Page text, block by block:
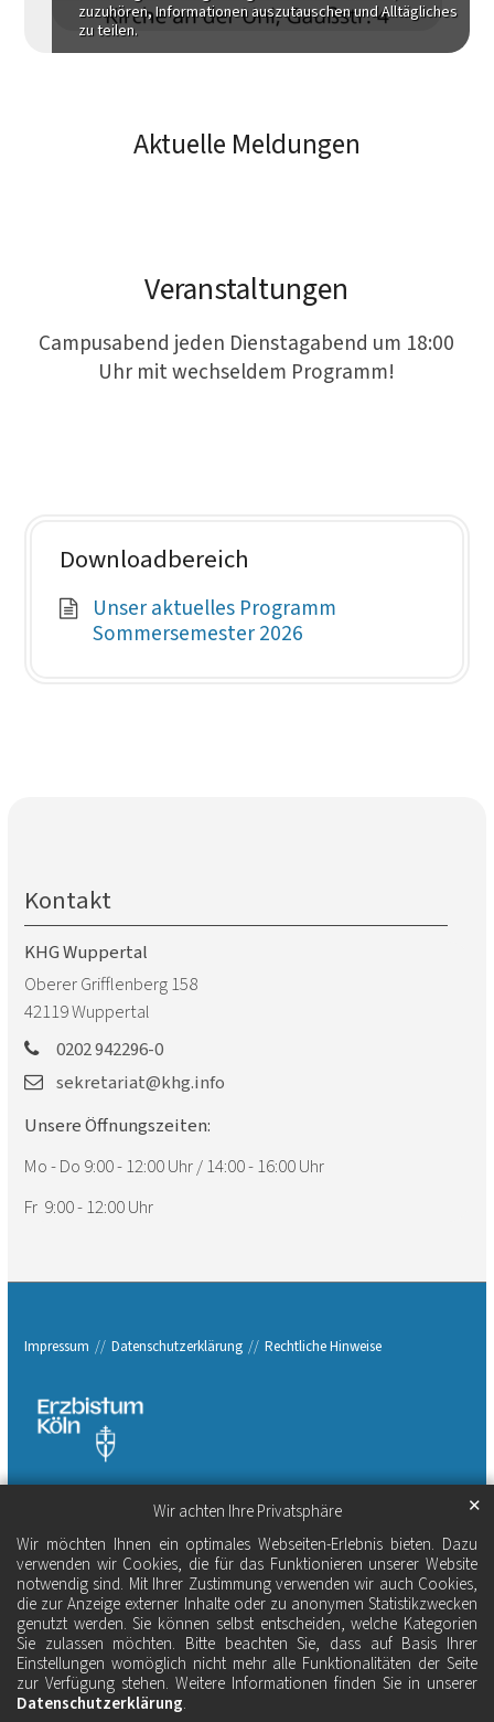
Wir achten Ihre Privatsphäre
Wir möchten Ihnen ein optimales Webseiten-Erlebnis bieten. Dazu
verwenden wir Cookies, die für das Funktionieren unserer Website
notwendig sind. Mit Ihrer Zustimmung verwenden wir auch Cookies,
die zur Anzeige externer Inhalte oder zu anonymen Statistikzwecken
genutzt werden. Sie können selbst entscheiden, welche Kategorien
Sie zulassen möchten. Bitte beachten Sie, dass auf Basis Ihrer
Einstellungen womöglich nicht mehr alle Funktionalitäten der Seite
zur Verfügung stehen. Weitere Informationen finden Sie in unserer
Datenschutzerklärung.
✕
zuzuhören, Informationen auszutauschen und Alltägliches
zu teilen.
Aktuelle Meldungen
Veranstaltungen
Campusabend jeden Dienstagabend um 18:00
Uhr mit wechseldem Programm!
Downloadbereich
Unser aktuelles Programm
Sommersemester 2026
Kontakt
KHG Wuppertal
Oberer Grifflenberg 158
42119Wuppertal
0202 942296-0
sekretariat@khg.info
Unsere Öffnungszeiten:
Mo - Do 9:00 - 12:00 Uhr / 14:00 - 16:00 Uhr
Fr 9:00 - 12:00 Uhr
Impressum Datenschutzerklärung Rechtliche Hinweise